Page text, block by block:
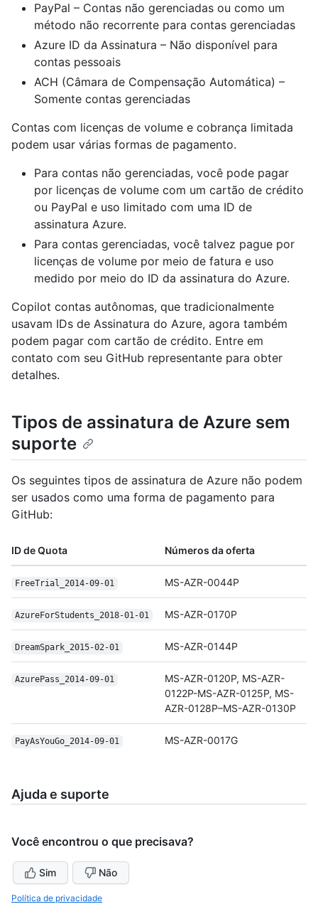
PayPal – Contas não gerenciadas ou como um
método não recorrente para contas gerenciadas
Azure ID da Assinatura – Não disponível para
contas pessoais
ACH (Câmara de Compensação Automática) –
Somente contas gerenciadas
Contas com licenças de volume e cobrança limitada
podem usar várias formas de pagamento.
Para contas não gerenciadas, você pode pagar
por licenças de volume com um cartão de crédito
ou PayPal e uso limitado com uma ID de
assinatura Azure.
Para contas gerenciadas, você talvez pague por
licenças de volume por meio de fatura e uso
medido por meio do ID da assinatura do Azure.
Copilot contas autônomas, que tradicionalmente
usavam IDs de Assinatura do Azure, agora também
podem pagar com cartão de crédito. Entre em
contato com seu GitHub representante para obter
detalhes.
Tipos de assinatura de Azure sem
suporte
Os seguintes tipos de assinatura de Azure não podem
ser usados como uma forma de pagamento para
GitHub:
ID de Quota Números da oferta
FreeTrial_2014-09-01 MS-AZR-0044P
AzureForStudents_2018-01-01 MS-AZR-0170P
DreamSpark_2015-02-01 MS-AZR-0144P
AzurePass_2014-09-01
MS-AZR-0120P, MS-AZR-
0122P-MS-AZR-0125P, MS-
AZR-0128P–MS-AZR-0130P
PayAsYouGo_2014-09-01 MS-AZR-0017G
Ajuda e suporte
Você encontrou o que precisava?
Sim Não
Política de privacidade